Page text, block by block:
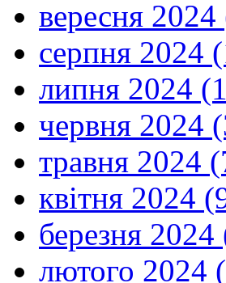
вересня
серпня 2024
липня 2024
червня 2024
травня 2024
квітня 2024
березня 2024
лютого 2024